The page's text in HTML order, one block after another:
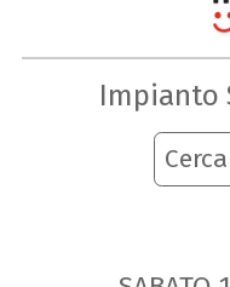
Impianto